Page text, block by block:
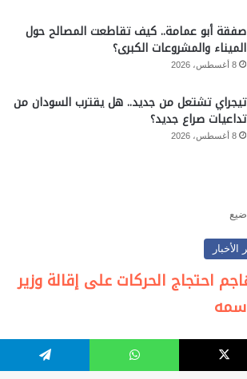
صفقة أبو عمامة.. كيف تقاطعت المصالح حول
الميناء والمشروعات الكبرى؟
8 أغسطس، 2026
تيجراي تشتعل من جديد.. هل يقترب السودان من
تداعيات صراع جديد؟
8 أغسطس، 2026
واتساب تيلقرام